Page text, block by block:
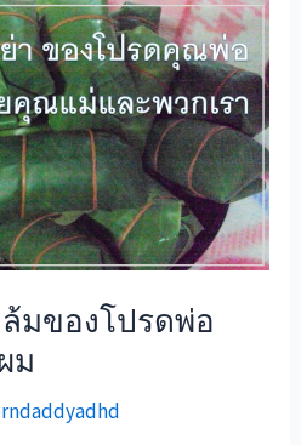
ล้มของโปรดพ่อ
ม